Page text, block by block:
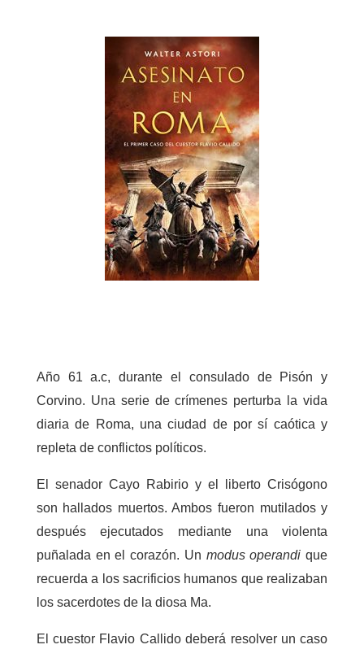
Año 61 a.c, durante el consulado de Pisón y
Corvino. Una serie de crímenes perturba la vida
diaria de Roma, una ciudad de por sí caótica y
repleta de conflictos políticos.
El senador Cayo Rabirio y el liberto Crisógono
son hallados muertos. Ambos fueron mutilados y
después ejecutados mediante una violenta
puñalada en el corazón. Un modus operandi que
recuerda a los sacrificios humanos que realizaban
los sacerdotes de la diosa Ma.
El cuestor Flavio Callido deberá resolver un caso